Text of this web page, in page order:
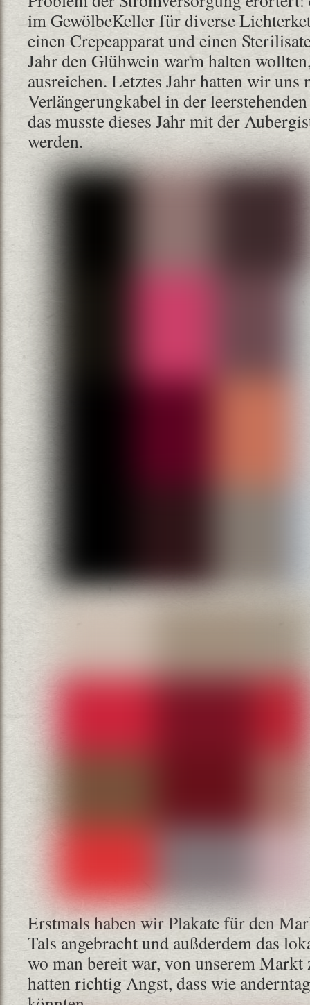
im GewölbeKeller für diverse
einen Crepeapparat und einen
Jahr den Glühwein warm halten
ausreichen. Letztes Jahr hatten wir uns
Verlängerungkabel in der
das musste dieses Jahr mit der
werden.
Erstmals haben wir Plakate für den
Tals angebracht und außderdem das
wo man bereit war, von unserem
hatten richtig Angst, dass wie